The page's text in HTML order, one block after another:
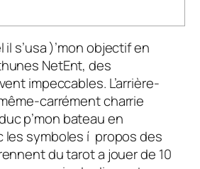
s’usa )’mon objectif en
NetEnt, des
impeccables. L’arrière-
carrément charrie
p’mon bateau en
les symboles í propos des
du tarot a jouer de 10